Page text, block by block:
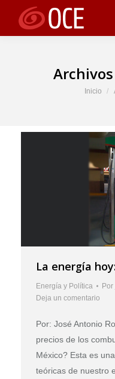
Estás
Inicio
La energía
Energía y Política Por
Deja un comentario
Por: José Antonio
precios de los
México? Esta es
teóricas de nuestro